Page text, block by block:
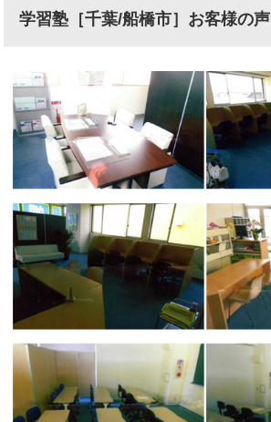
学習塾［千葉/船橋市］お客様の声